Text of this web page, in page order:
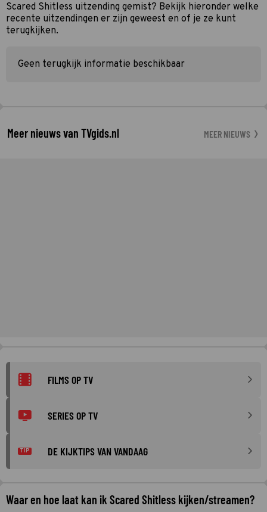
Scared Shitless uitzending gemist? Bekijk hieronder welke
recente uitzendingen er zijn geweest en of je ze kunt
terugkijken.
Geen terugkijk informatie beschikbaar
Meer nieuws van TVgids.nl MEER NIEUWS
FILMS OP TV
SERIES OP TV
TIP DE KIJKTIPS VAN VANDAAG
Waar en hoe laat kan ik Scared Shitless kijken/streamen?